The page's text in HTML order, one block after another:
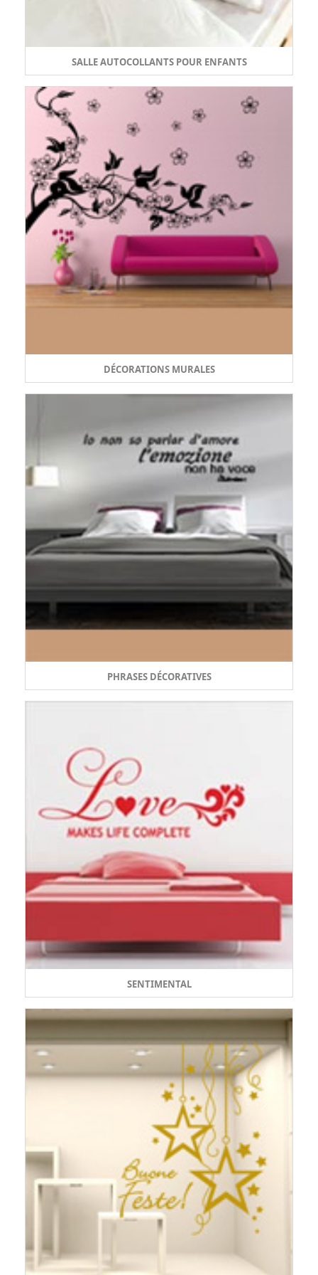
SALLE AUTOCOLLANTS POUR ENFANTS
DÉCORATIONS MURALES
PHRASES DÉCORATIVES
SENTIMENTAL